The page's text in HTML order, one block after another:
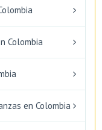
Colombia
en Colombia